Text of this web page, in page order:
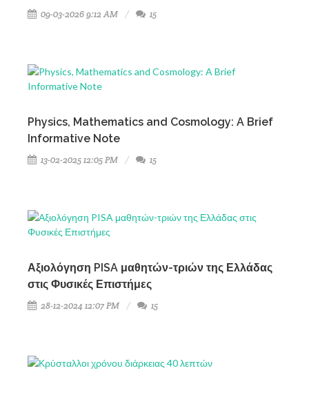
09-03-2026 9:12 AM 15
Physics, Mathematics and Cosmology: A Brief
Informative Note
13-02-2025 12:05 PM 15
Αξιολόγηση PISA μαθητών-τριών της Ελλάδας
στις Φυσικές Επιστήμες
28-12-2024 12:07 PM 15